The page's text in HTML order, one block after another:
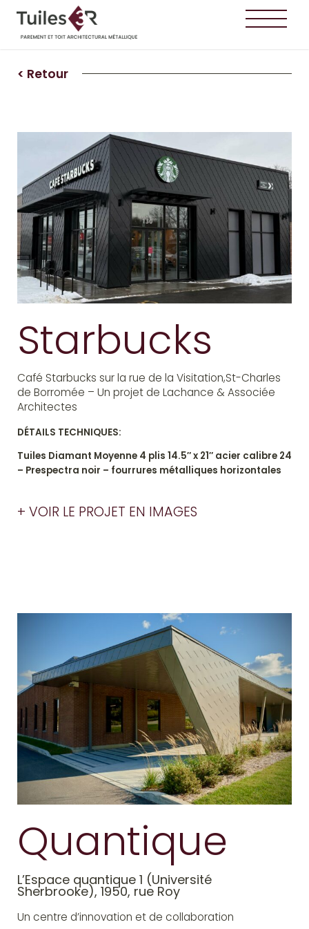
< Retour
Starbucks
Café Starbucks sur la rue de la Visitation,St-Charles
de Borromée – Un projet de Lachance & Associée
Architectes
DÉTAILS TECHNIQUES:
Tuiles Diamant Moyenne 4 plis 14.5″ x 21″ acier calibre 24
– Prespectra noir – fourrures métalliques horizontales
+ VOIR LE PROJET EN IMAGES
Quantique
L’Espace quantique 1 (Université
Sherbrooke), 1950, rue Roy
Un centre d’innovation et de collaboration